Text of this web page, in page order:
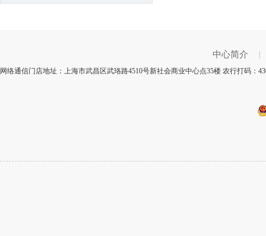
中心简介
网络通信门店地址：上海市武昌区武珞路4510号新社会商业中心点35楼 农行打码：